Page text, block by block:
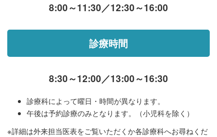
8:00～11:30／12:30～16:00
診療時間
8:30～12:00／13:00～16:30
診療科によって曜日・時間が異なります。
午後は予約診療のみとなります。（小児科を除く）
※詳細は外来担当医表をご覧いただくか各診療科へお尋ねくだ